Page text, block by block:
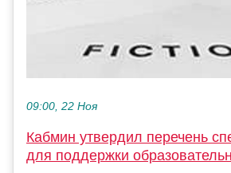
09:00, 22 Ноя
Кабмин утвердил перечень
для поддержки